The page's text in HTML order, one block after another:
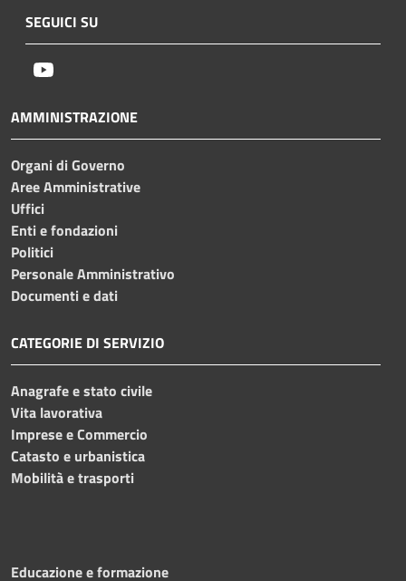
SEGUICI SU
AMMINISTRAZIONE
Organi di Governo
Aree Amministrative
Uffici
Enti e fondazioni
Politici
Personale Amministrativo
Documenti e dati
CATEGORIE DI SERVIZIO
Anagrafe e stato civile
Vita lavorativa
Imprese e Commercio
Catasto e urbanistica
Mobilità e trasporti
Educazione e formazione